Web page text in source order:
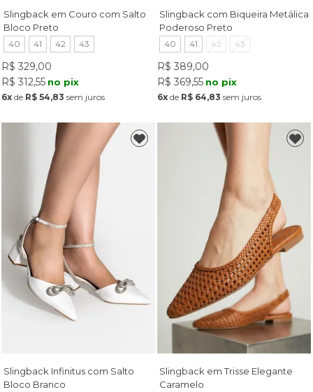
Slingback em Couro com Salto
Bloco Preto
40 41 42 43
R$ 329,00
R$ 312,55 no pix
6xde R$ 54,83 sem juros
Slingback com Biqueira Metálica
Poderoso Preto
40 41 42 43
R$ 389,00
R$ 369,55 no pix
6x de R$ 64,83 sem juros
Slingback Infinitus com Salto
Bloco Branco
Slingback em Trisse Elegante
Caramelo